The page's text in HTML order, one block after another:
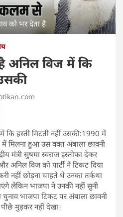
को भर देता है
अनिल विज में कि
कि हस्ती मिटती नहीं उसकी:1990 में
में मिलना हुआ उस वक्त अंबाला छावनी
मंत्री सुषमा स्वराज इस्तीफा देकर
अनिल विज को पार्टी ने टिकट दिया
नहीं छोड़ना चाहते थे उनका तर्कथा
लेकिन भाजपा ने उनकी नहीं सुनी
भाजपा टिकट पर अंबाला छावनी
मुड़कर नहीं देखा।